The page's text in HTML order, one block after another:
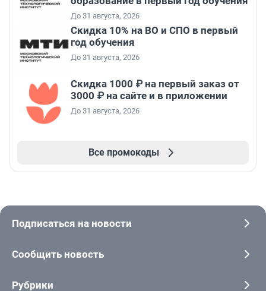
До 31 августа, 2026
Скидка 10% на ВО и СПО в первый
год обучения
До 31 августа, 2026
Скидка 1000 ₽ на первый заказ от
3000 ₽ на сайте и в приложении
До 31 августа, 2026
Все промокоды
Подписаться на новости
Сообщить новость
Рубрики